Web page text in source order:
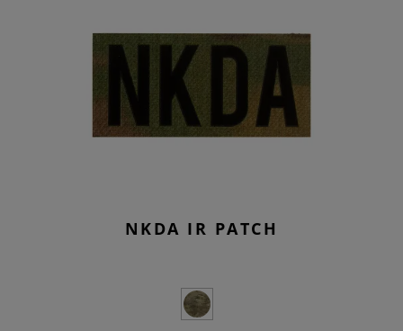
NKDA IR PATCH